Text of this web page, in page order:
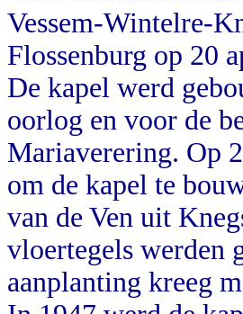
Vessem-Wintelre-
Flossenburg op 20
De kapel werd
oorlog en voor de
Mariaverering. Op
om de kapel te
van de Ven uit
vloertegels werden
aanplanting kreeg